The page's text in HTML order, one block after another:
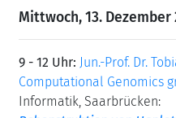
Mittwoch, 13. Dezember
9 - 12 Uhr: Jun.-Prof. Dr.
Computational Genomics
Informatik, Saarbrücken: